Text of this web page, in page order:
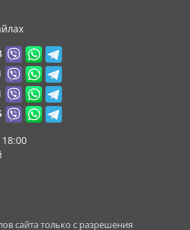
сайта только с разрешения